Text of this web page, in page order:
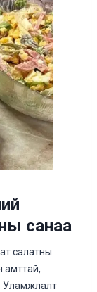
санаа
салатны
амттай,
Уламжлалт